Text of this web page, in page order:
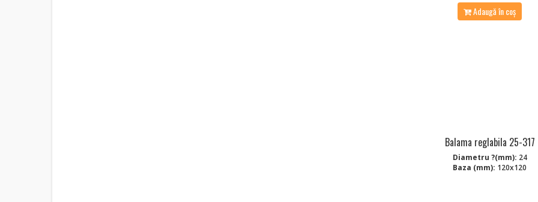
Adaugă în coș
Balama reglabila 25-317
Diametru ?(mm): 24
Baza (mm): 120x120